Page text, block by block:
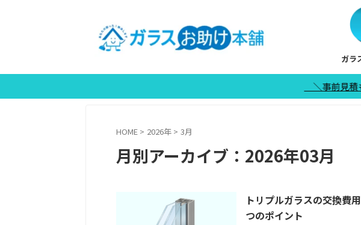
ガラ
＼事前見積もり無料／
HOME > 2026年 > 3月
月別アーカイブ：2026年03月
トリプルガラスの交換費
つのポイント